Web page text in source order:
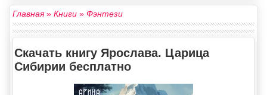
Главная» Книги » Фэнтези
Скачать книгу Ярослава. Царица
Сибирии бесплатно